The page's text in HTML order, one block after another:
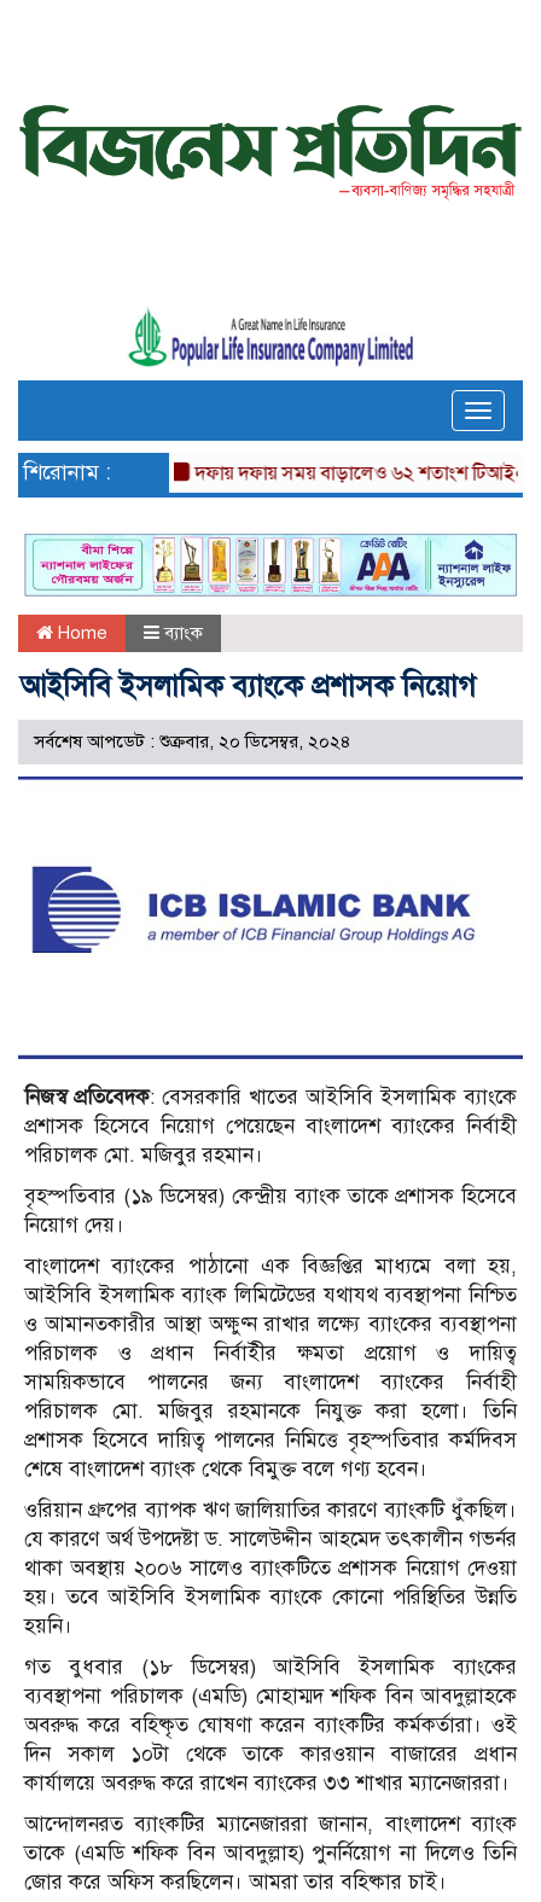
Toggle
শিরোনাম : দফায় দফায় সময় বাড়ালেও ৬২ শতাংশ টিআইএনধারী
Home ব্যাংক
আইসিবি ইসলামিক ব্যাংকে প্রশাসক নিয়োগ
সর্বশেষ আপডেট : শুক্রবার, ২০ ডিসেম্বর, ২০২৪
নিজস্ব প্রতিবেদক: বেসরকারি খাতের আইসিবি ইসলামিক ব্যাংকে
প্রশাসক হিসেবে নিয়োগ পেয়েছেন বাংলাদেশ ব্যাংকের নির্বাহী
পরিচালক মো. মজিবুর রহমান।
বৃহস্পতিবার (১৯ ডিসেম্বর) কেন্দ্রীয় ব্যাংক তাকে প্রশাসক হিসেবে
নিয়োগ দেয়।
বাংলাদেশ ব্যাংকের পাঠানো এক বিজ্ঞপ্তির মাধ্যমে বলা হয়,
আইসিবি ইসলামিক ব্যাংক লিমিটেডের যথাযথ ব্যবস্থাপনা নিশ্চিত
ও আমানতকারীর আস্থা অক্ষুণ্ন রাখার লক্ষ্যে ব্যাংকের ব্যবস্থাপনা
পরিচালক ও প্রধান নির্বাইীর ক্ষমতা প্রয়ােগ ও দায়িত্ব
সাময়িকভাবে পালনের জন্য বাংলাদেশ ব্যাংকের নির্বাহী
পরিচালক মাে. মজিবুর রহমানকে নিযুক্ত করা হলো। তিনি
প্রশাসক হিসেবে দায়িত্ব পালনের নিমিত্তে বৃহস্পতিবার কর্মদিবস
শেষে বাংলাদেশ ব্যাংক থেকে বিমুক্ত বলে গণ্য হবেন।
ওরিয়ান গ্রুপের ব্যাপক ঋণ জালিয়াতির কারণে ব্যাংকটি ধুঁকছিল।
যে কারণে অর্থ উপদেষ্টা ড. সালেউদ্দীন আহমেদ তৎকালীন গভর্নর
থাকা অবস্থায় ২০০৬ সালেও ব্যাংকটিতে প্রশাসক নিয়োগ দেওয়া
হয়। তবে আইসিবি ইসলামিক ব্যাংকে কোনো পরিস্থিতির উন্নতি
হয়নি।
গত বুধবার (১৮ ডিসেম্বর) আইসিবি ইসলামিক ব্যাংকের
ব্যবস্থাপনা পরিচালক (এমডি) মোহাম্মদ শফিক বিন আবদুল্লাহকে
অবরুদ্ধ করে বহিষ্কৃত ঘোষণা করেন ব্যাংকটির কর্মকর্তারা। ওই
দিন সকাল ১০টা থেকে তাকে কারওয়ান বাজারের প্রধান
কার্যালয়ে অবরুদ্ধ করে রাখেন ব্যাংকের ৩৩ শাখার ম্যানেজাররা।
আন্দোলনরত ব্যাংকটির ম্যানেজাররা জানান, বাংলাদেশ ব্যাংক
তাকে (এমডি শফিক বিন আবদুল্লাহ) পুনর্নিয়োগ না দিলেও তিনি
জোর করে অফিস করছিলেন। আমরা তার বহিষ্কার চাই।